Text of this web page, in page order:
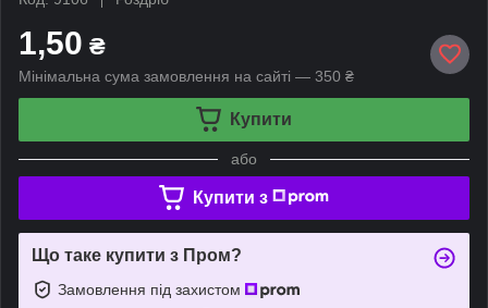
1,50 ₴
Мінімальна сума замовлення на сайті — 350 ₴
Купити
або
Купити з
Що таке купити з Пром?
Замовлення під захистом